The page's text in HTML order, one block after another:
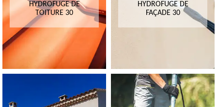
HYDROFUGE DE
TOITURE 30
HYDROFUGE DE
FAÇADE 30